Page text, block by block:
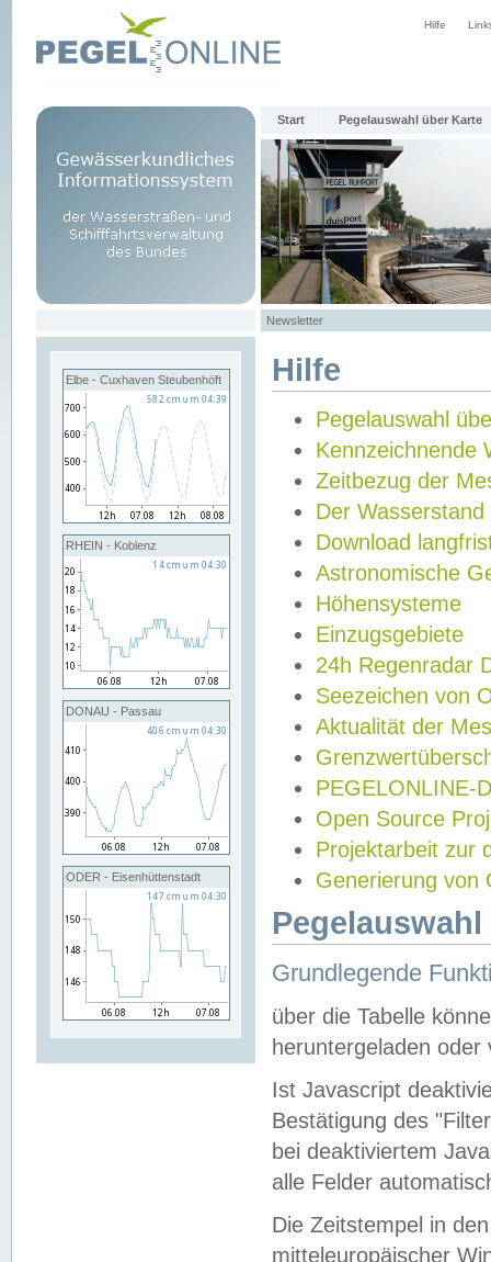
Hilfe
Start Pegelauswahl über Karte
Newsletter
Elbe - Cuxhaven Steubenhöft
RHEIN - Koblenz
DONAU - Passau
ODER - Eisenhüttenstadt
Hilfe
Pegelauswahl
Kennzeichnende
Zeitbezug der
Der Wasserstand
Download
Astronomische
Höhensysteme
Einzugsgebiete
24h Regenradar
Seezeichen von
Aktualität der
PEGELONLINE-
Open Source
Projektarbeit zur
Generierung von
Grundlegende
über die Tabelle
heruntergeladen oder
Ist Javascript
Bestätigung des
bei deaktiviertem
alle Felder
Die Zeitstempel in
mitteleuropäischer